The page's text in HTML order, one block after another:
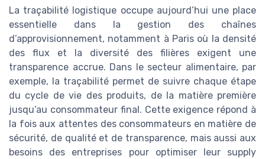
La traçabilité logistique occupe aujourd’hui une place
essentielle dans la gestion des chaînes
d’approvisionnement, notamment à Paris où la densité
des flux et la diversité des filières exigent une
transparence accrue. Dans le secteur alimentaire, par
exemple, la traçabilité permet de suivre chaque étape
du cycle de vie des produits, de la matière première
jusqu’au consommateur final. Cette exigence répond à
la fois aux attentes des consommateurs en matière de
sécurité, de qualité et de transparence, mais aussi aux
besoins des entreprises pour optimiser leur supply